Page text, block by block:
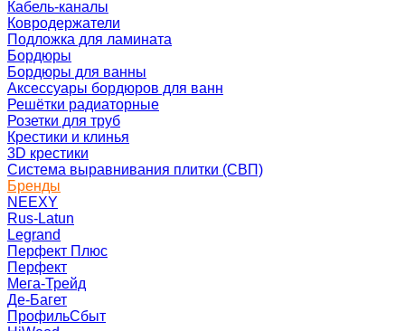
Кабель-каналы
Ковродержатели
Подложка для ламината
Бордюры
Бордюры для ванны
Аксессуары бордюров для ванн
Решётки радиаторные
Розетки для труб
Крестики и клинья
3D крестики
Система выравнивания плитки (СВП)
Бренды
NEEXY
Rus-Latun
Legrand
Перфект Плюс
Перфект
Мега-Трейд
Де-Багет
ПрофильСбыт